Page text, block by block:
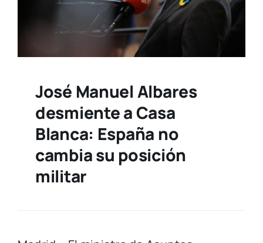
José Manuel Albares
desmiente a Casa
Blanca: España no
cambia su posición
militar